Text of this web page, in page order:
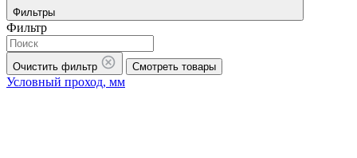
Фильтры
Фильтр
Очистить фильтр Смотреть товары
Условный проход, мм